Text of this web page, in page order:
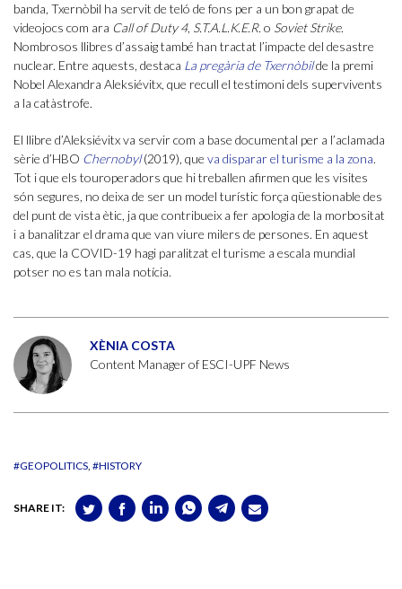
banda, Txernòbil ha servit de teló de fons per a un bon grapat de
videojocs com ara Call of Duty 4, S.T.A.L.K.E.R. o Soviet Strike.
Nombrosos llibres d’assaig també han tractat l’impacte del desastre
nuclear. Entre aquests, destaca La pregària de Txernòbilde la premi
Nobel Alexandra Aleksiévitx, que recull el testimoni dels supervivents
a la catàstrofe.
El llibre d’Aleksiévitx va servir com a base documental per a l’aclamada
sèrie d’HBO Chernobyl(2019), que va disparar el turisme a la zona.
Tot i que els touroperadors que hi treballen afirmen que les visites
són segures, no deixa de ser un model turístic força qüestionable des
del punt de vista ètic, ja que contribueix a fer apologia de la morbositat
i a banalitzar el drama que van viure milers de persones. En aquest
cas, que la COVID-19 hagi paralitzat el turisme a escala mundial
potser no es tan mala notícia.
XÈNIA COSTA
Content Manager of ESCI-UPF News
#GEOPOLITICS #HISTORY
SHARE IT: